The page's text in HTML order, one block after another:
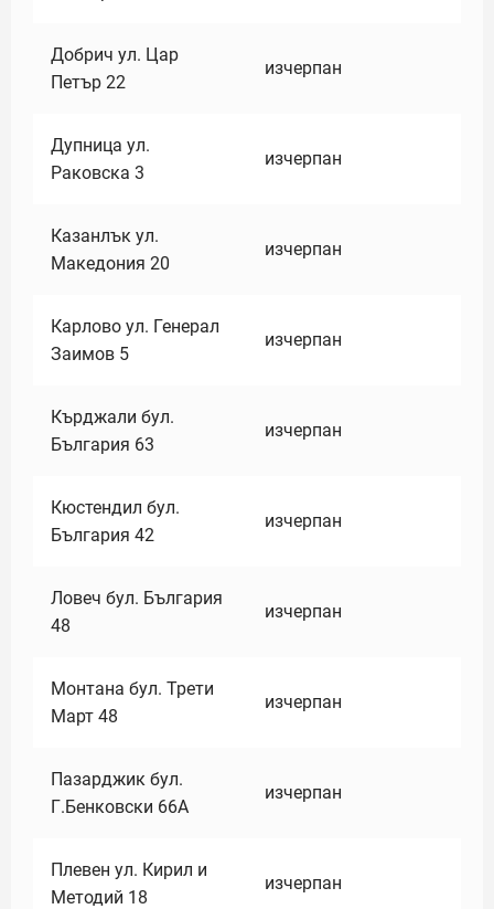
Добрич ул. Цар
Петър 22
изчерпан
Дупница ул.
Раковска 3
изчерпан
Казанлък ул.
Македония 20
изчерпан
Карлово ул. Генерал
Заимов 5
изчерпан
Кърджали бул.
България 63
изчерпан
Кюстендил бул.
България 42
изчерпан
Ловеч бул. България
48
изчерпан
Монтана бул. Трети
Март 48
изчерпан
Пазарджик бул.
Г.Бенковски 66А
изчерпан
Плевен ул. Кирил и
Методий 18
изчерпан